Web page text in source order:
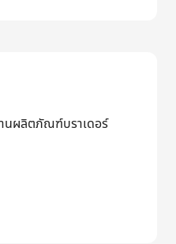
านผลิตภัณฑ์บราเดอร์